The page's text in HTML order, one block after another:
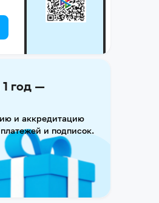
год —
и аккредитацию
и подписок.